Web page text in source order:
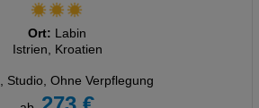
Ort: Labin
Istrien, Kroatien
, Studio, Ohne Verpflegung